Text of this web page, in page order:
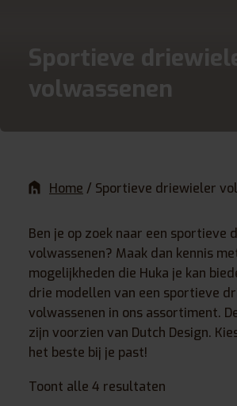
Sportieve
volwassenen
Home / Sportieve driewieler
Ben je op zoek naar een sportieve
volwassenen? Maak dan kennis
mogelijkheden die Huka je kan
drie modellen van een sportieve
volwassenen in ons assortiment.
zijn voorzien van Dutch Design.
het beste bij je past!
Toont alle 4 resultaten